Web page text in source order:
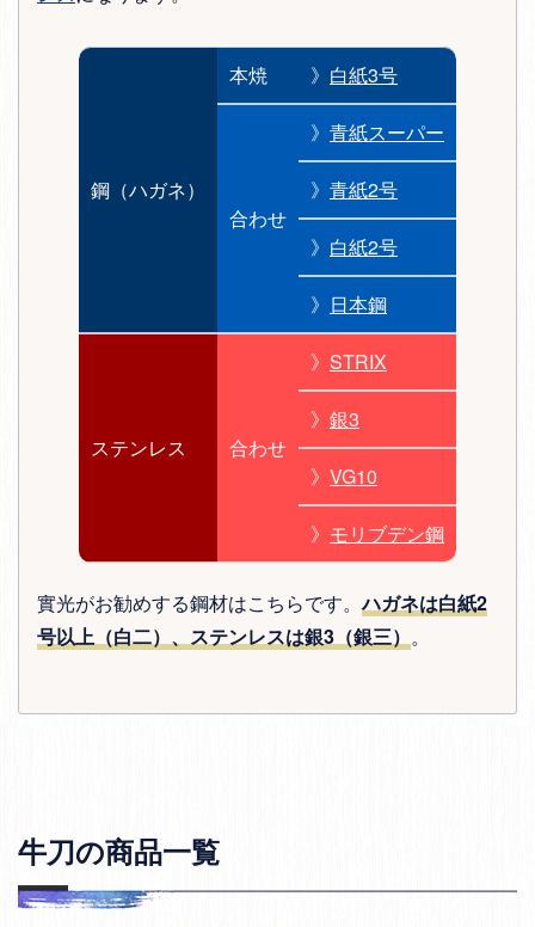
鋼（ハガネ）
本焼 》 白紙3号
合わせ
》 青紙スーパー
》 青紙2号
》 白紙2号
》 日本鋼
ステンレス 合わせ
》 STRIX
》 銀3
》 VG10
》 モリブデン鋼
實光がお勧めする鋼材はこちらです。ハガネは白紙2
号以上（白二）、ステンレスは銀3（銀三） 。
牛刀の商品一覧